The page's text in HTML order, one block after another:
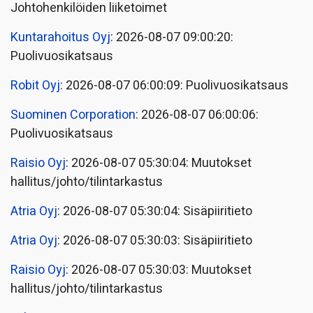
Johtohenkilöiden liiketoimet
Kuntarahoitus Oyj: 2026-08-07 09:00:20:
Puolivuosikatsaus
Robit Oyj: 2026-08-07 06:00:09: Puolivuosikatsaus
Suominen Corporation: 2026-08-07 06:00:06:
Puolivuosikatsaus
Raisio Oyj: 2026-08-07 05:30:04: Muutokset
hallitus/johto/tilintarkastus
Atria Oyj: 2026-08-07 05:30:04: Sisäpiiritieto
Atria Oyj: 2026-08-07 05:30:03: Sisäpiiritieto
Raisio Oyj: 2026-08-07 05:30:03: Muutokset
hallitus/johto/tilintarkastus